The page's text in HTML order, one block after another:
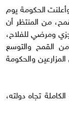
الحكومة يوم
من المنتظر أن
ومرضي للفلاح،
القمح والتوسع
والحكومة
تجاه دولته،